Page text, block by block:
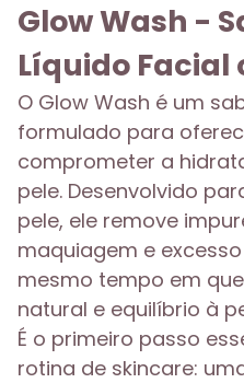
Glow Wash -
Líquido
O Glow Wash é um
formulado para
comprometer a
pele. Desenvolvido
pele, ele remove
maquiagem e
mesmo tempo em
natural e equilíbrio à
É o primeiro passo
rotina de skincare: